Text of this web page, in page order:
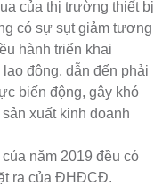
của thị trường thiết bị
có sự sụt giảm tương
hành triển khai
động, dẫn đến phải
biến động, gây khó
xuất kinh doanh
năm 2019 đều có
ra của ĐHĐCĐ.